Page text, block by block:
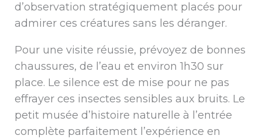
d’observation stratégiquement placés pour
admirer ces créatures sans les déranger.
Pour une visite réussie, prévoyez de bonnes
chaussures, de l’eau et environ 1h30 sur
place. Le silence est de mise pour ne pas
effrayer ces insectes sensibles aux bruits. Le
petit musée d’histoire naturelle à l’entrée
complète parfaitement l’expérience en